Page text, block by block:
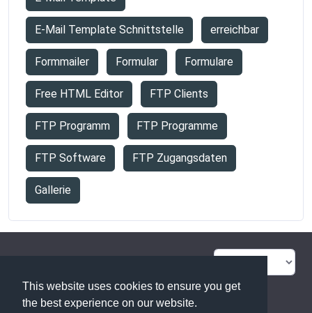
This website uses cookies to ensure you get
the best experience on our website.
E-Mail Template Schnittstelle erreichbar
Formmailer Formular Formulare
Free HTML Editor FTP Clients
FTP Programm FTP Programme
FTP Software FTP Zugangsdaten
Gallerie
Glossar Kontakt